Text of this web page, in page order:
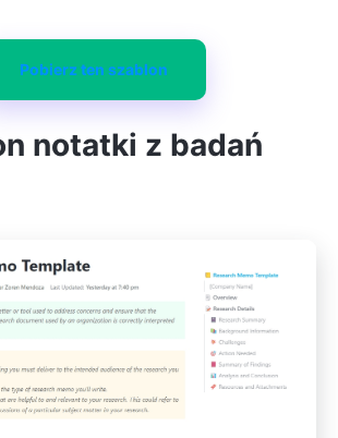
Pobierz ten szablon
notatki z badań